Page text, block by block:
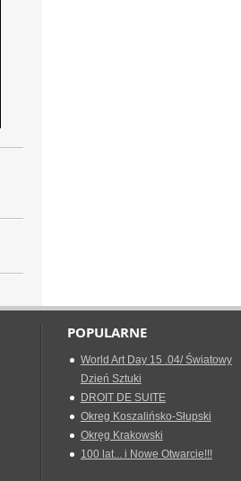
POPULARNE
World Art Day 15 .04/ Światowy
Dzień Sztuki
DROIT DE SUITE
Okreg Koszalińsko-Słupski
Okręg Krakowski
100 lat... i Nowe Otwarcie!!!